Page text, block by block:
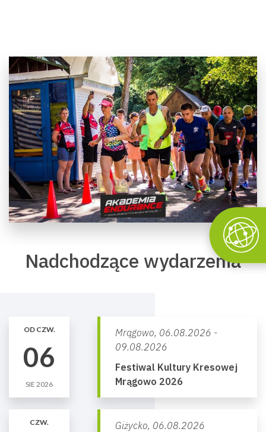
Nadchodzące wydarzenia
OD CZW.
06
SIE 2026
Mrągowo, 06.08.2026 -
09.08.2026
Festiwal Kultury Kresowej
Mrągowo 2026
CZW. Giżycko, 06.08.2026